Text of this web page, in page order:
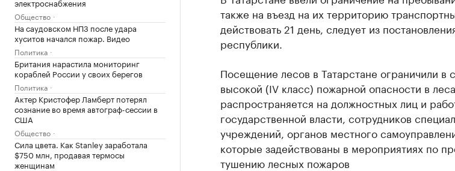
электроснабжения
Общество
На саудовском НПЗ после удара
хуситов начался пожар. Видео
Политика
Британия нарастила мониторинг
кораблей России у своих берегов
Политика
Актер Кристофер Ламберт потерял
сознание во время автограф-сессии в
США
Общество
Сила цвета. Как Stanley заработала
$750 млн, продавая термосы
женщинам
также на въезд на их территорию
действовать 21 день, следует из
республики.
Посещение лесов в Татарстане ограничили в
высокой (IV класс) пожарной опасности в
распространяется на должностных лиц и
государственной власти, сотрудников
учреждений, органов местного
которые задействованы в мероприятиях по
тушению лесных пожаров